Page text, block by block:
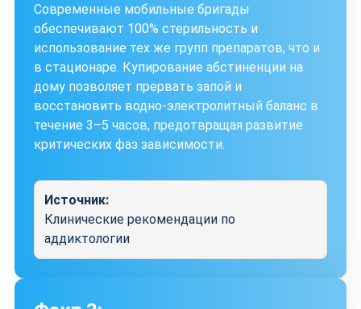
Современные мобильные бригады
обеспечивают 100% стерильность и
использование тех же групп препаратов, что и
в стационаре. Купирование абстиненции на
дому позволяет прервать запой и
восстановить водно-электролитный баланс в
течение 3–5 часов, предотвращая развитие
критических фаз зависимости.
Источник:
Клинические рекомендации по
аддиктологии